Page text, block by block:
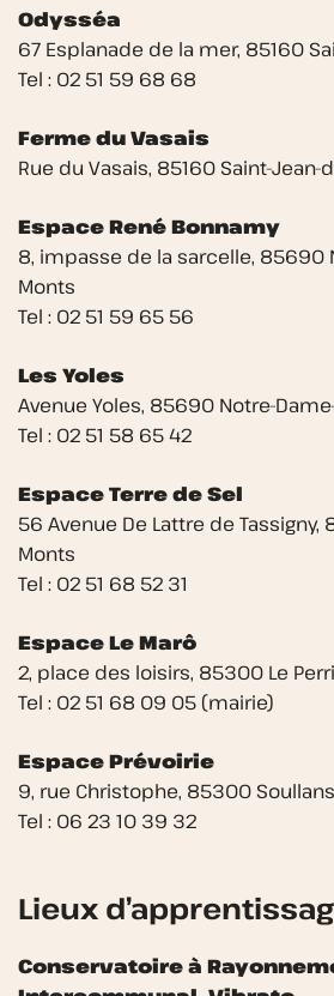
Odysséa
67 Esplanade de la mer, 85160
Tel : 02 51 59 68 68
Ferme du Vasais
Rue du Vasais, 85160 Saint-Jean-
Espace René Bonnamy
8, impasse de la sarcelle, 85690
Monts
Tel : 02 51 59 65 56
Les Yoles
Avenue Yoles, 85690 Notre-
Tel : 02 51 58 65 42
Espace Terre de Sel
56 Avenue De Lattre de Tassigny,
Monts
Tel : 02 51 68 52 31
Espace Le Marô
2, place des loisirs, 85300 Le
Tel : 02 51 68 09 05 (mairie)
Espace Prévoirie
9, rue Christophe, 85300 Soullans
Tel : 06 23 10 39 32
Lieux
Conservatoire à